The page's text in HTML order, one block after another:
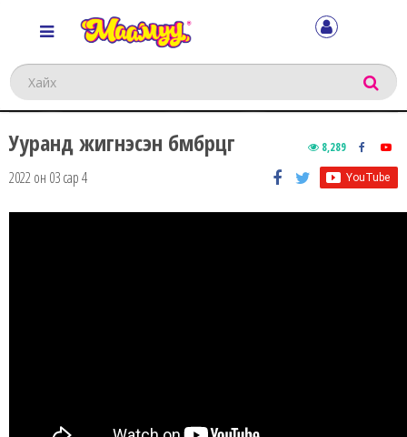
Хайх
Ууранд жигнэсэн бөмбөрцөг 8,289
2022 он 03 сар 4